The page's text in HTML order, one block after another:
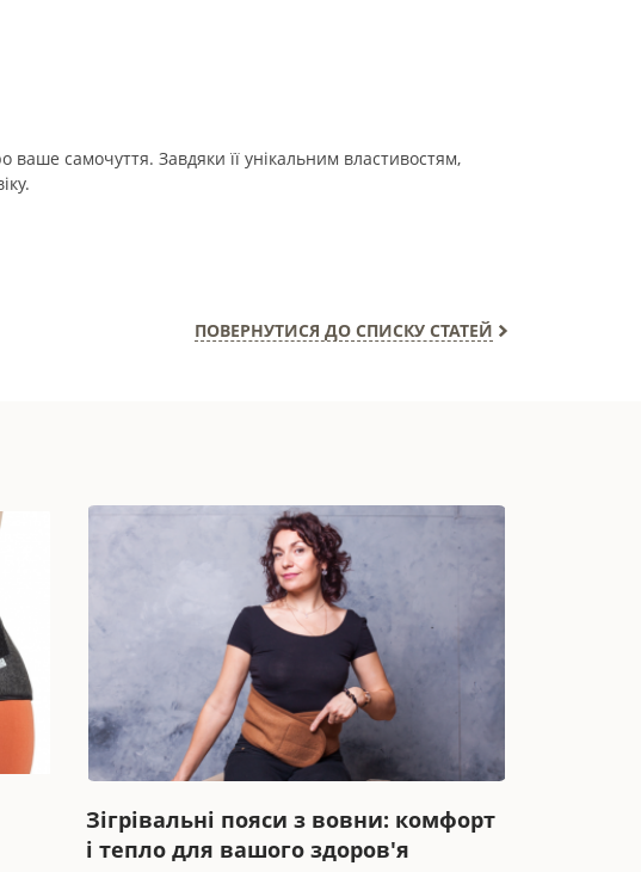
самочуття. Завдяки її унікальним властивостям,
ПОВЕРНУТИСЯ ДО СПИСКУ СТАТЕЙ
Зігрівальні пояси з вовни: комфорт
і тепло для вашого здоров'я